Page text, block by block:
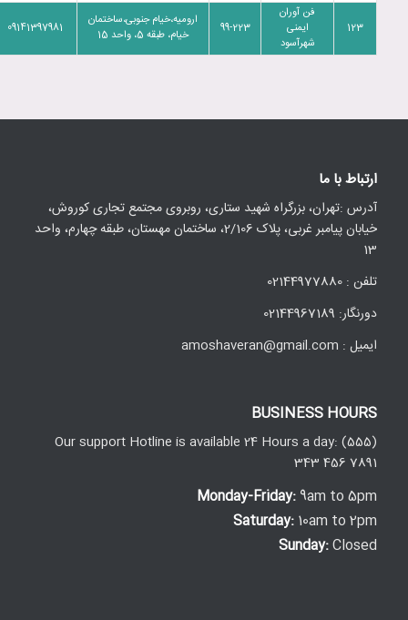
123
فن آوران
ایمنی
شهرآسود
99-223
ارومیه،خیام جنوبی،ساختمان
خیام، طبقه 5، واحد 15
09141397981
ارتباط با ما
آدرس :تهران، بزرگراه شهید ستاری، روبروی مجتمع تجاری کوروش،
خیابان پیامبر غربی، پلاک 2/106، ساختمان مهستان، طبقه چهارم، واحد
13
تلفن : 02144977880
دورنگار: 02144967189
ایمیل : amoshaveran@gmail.com
BUSINESS HOURS
Our support Hotline is available 24 Hours a day: (555)
343 456 7891
Monday-Friday: 9am to 5pm
Saturday: 10am to 2pm
Sunday:Closed